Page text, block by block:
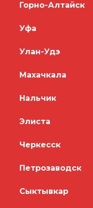
Горно-Алтайск
Уфа
Улан-Удэ
Махачкала
Нальчик
Элиста
Черкесск
Петрозаводск
Сыктывкар